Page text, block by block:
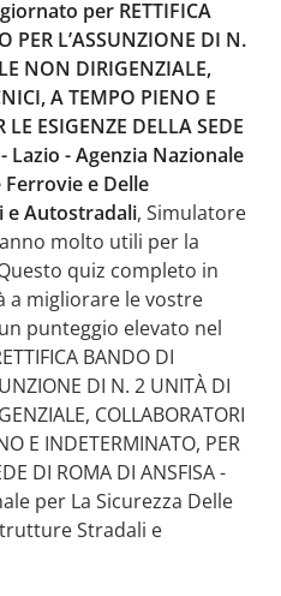
per RETTIFICA
PER L’ASSUNZIONE DI N.
NON DIRIGENZIALE,
A TEMPO PIENO E
ESIGENZE DELLA SEDE
Lazio - Agenzia Nazionale
Ferrovie e Delle
Autostradali, Simulatore
molto utili per la
quiz completo in
a migliorare le vostre
punteggio elevato nel
BANDO DI
DI N. 2 UNITÀ DI
COLLABORATORI
E INDETERMINATO, PER
DI ROMA DI ANSFISA -
per La Sicurezza Delle
Stradali e